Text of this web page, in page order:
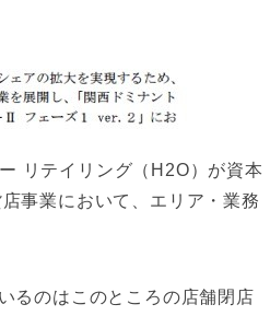
リテイリング（H2O）が資本
事業において、エリア・業務
るのはこのところの店舗閉店